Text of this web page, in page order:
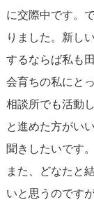
に交際中です。
りました。新し
するならば私も
会育ちの私にと
相談所でも活動
と進めた方がい
聞きしたいです。
また、どなたと
いと思うのです